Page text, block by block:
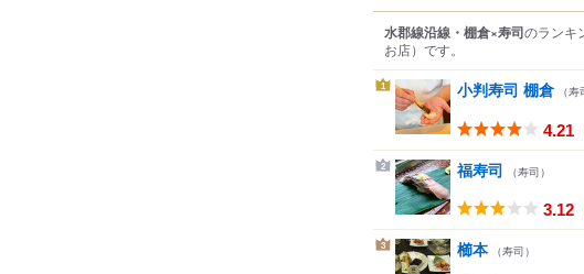
水郡線沿線・棚倉×寿司のランキ
お店） です。
1 小判寿司 棚倉 （寿
4.21
2 福寿司 （寿司）
3.12
3 櫛本 （寿司）